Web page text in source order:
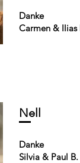
Danke
Carmen & Ilias
Nell
Danke
Silvia & Paul B.